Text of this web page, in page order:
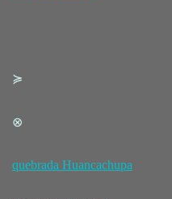
≽
⊗
quebrada Huancachupa